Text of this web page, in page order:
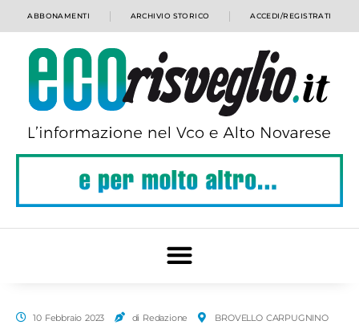
ABBONAMENTI ARCHIVIO STORICO ACCEDI/REGISTRATI
10 Febbraio 2023 di Redazione BROVELLO CARPUGNINO